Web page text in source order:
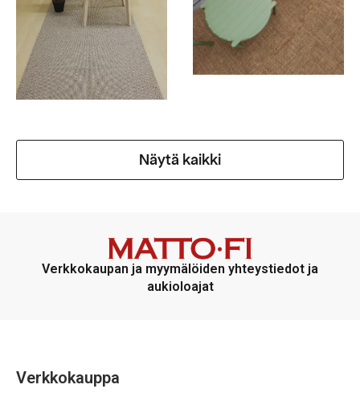
Näytä kaikki
Verkkokaupan ja myymälöiden yhteystiedot ja
aukioloajat
Verkkokauppa